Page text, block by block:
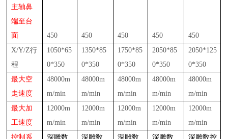
主轴鼻
端至台
面
450 450 450 450
450
X/Y/Z行
程
1050*65
0*350
1350*85
0*350
1750*85
0*350
2050*85
0*350
2050*125
0*350
最大空
走速度
48000m
m/min
48000m
m/min
48000m
m/min
48000m
m/min
48000m
m/min
最大加
工速度
12000m
m/min
12000m
m/min
12000m
m/min
12000m
m/min
12000m
m/min
控制系
深雕数
深雕数
深雕数
深雕数
深雕数控